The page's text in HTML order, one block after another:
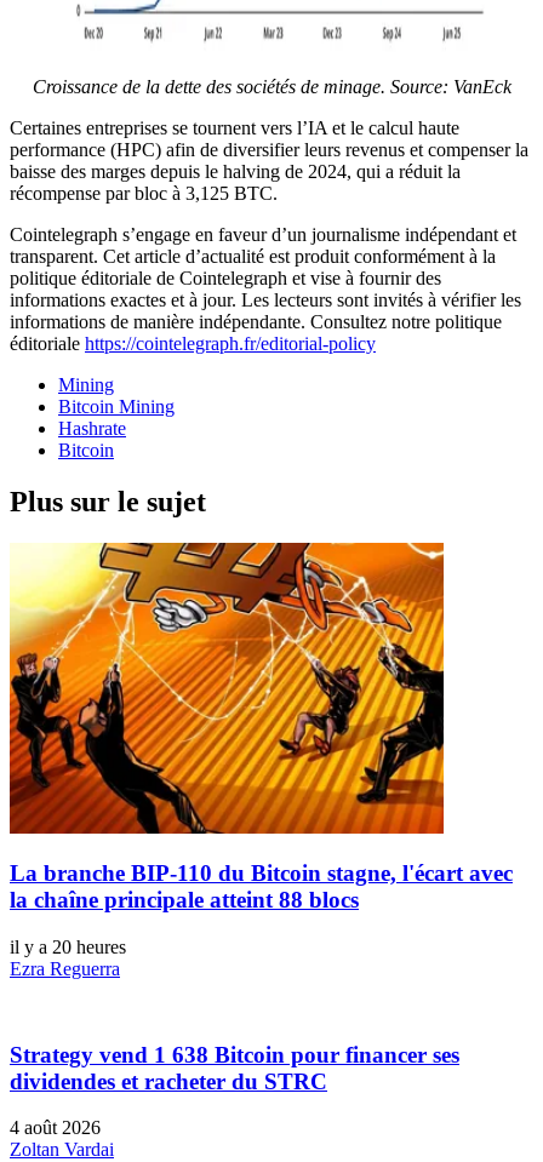
Croissance de la dette des sociétés de minage. Source: VanEck
Certaines entreprises se tournent vers l’IA et le calcul haute
performance (HPC) afin de diversifier leurs revenus et compenser la
baisse des marges depuis le halving de 2024, qui a réduit la
récompense par bloc à 3,125 BTC.
Cointelegraph s’engage en faveur d’un journalisme indépendant et
transparent. Cet article d’actualité est produit conformément à la
politique éditoriale de Cointelegraph et vise à fournir des
informations exactes et à jour. Les lecteurs sont invités à vérifier les
informations de manière indépendante. Consultez notre politique
éditoriale https://cointelegraph.fr/editorial-policy
Mining
Bitcoin Mining
Hashrate
Bitcoin
Plus sur le sujet
La branche BIP-110 du Bitcoin stagne, l'écart avec
la chaîne principale atteint 88 blocs
il y a 20 heures
Ezra Reguerra
Strategy vend 1 638 Bitcoin pour financer ses
dividendes et racheter du STRC
4 août 2026
Zoltan Vardai